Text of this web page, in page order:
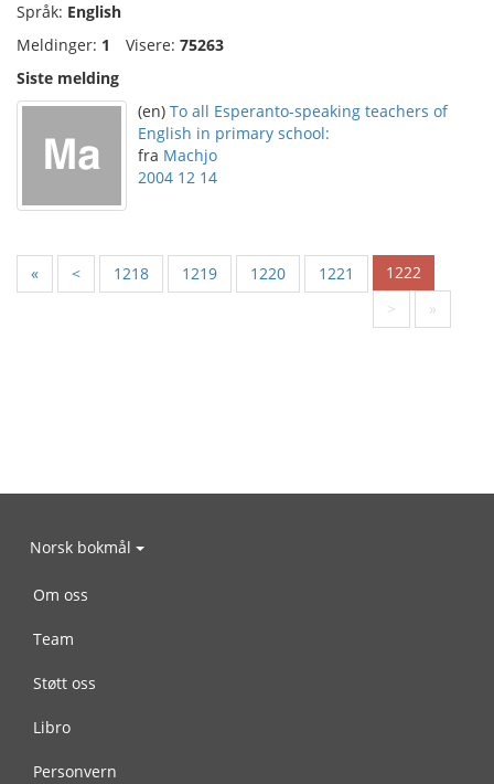
Språk: English
Meldinger: 1 Visere: 75263
Siste melding
(en) To all Esperanto-speaking teachers of
English in primary school:
fra Machjo
2004 12 14
« < 1218 1219 1220 1221
1222
>
»
Norsk bokmål
Om oss
Team
Støtt oss
Libro
Personvern